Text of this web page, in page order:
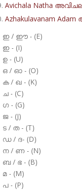
Avichala Natha
Azhakulavanam
ഇ / ഈ - (E)
ഇ - (I)
ഉ - (U)
ഒ / ഓ - (O)
ക / ഖ - (K)
ച - (C)
ഗ - (G)
ജ - (J)
ട / ത - (T)
ഡ / ദ- (D)
ന / ണ - (N)
ബ / ഭ - (B)
മ - (M)
പ - (P)